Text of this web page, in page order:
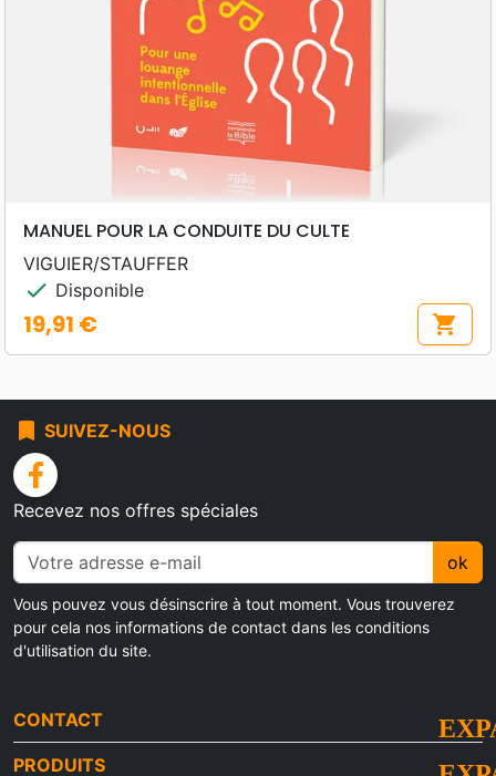
MANUEL POUR LA CONDUITE DU CULTE
VIGUIER/STAUFFER
check Disponible
Prix
19,91 € shopping_cart
bookmark SUIVEZ-NOUS
facebook
Recevez nos offres spéciales
ok
Vous pouvez vous désinscrire à tout moment. Vous trouverez
pour cela nos informations de contact dans les conditions
d'utilisation du site.
CONTACT
PRODUITS